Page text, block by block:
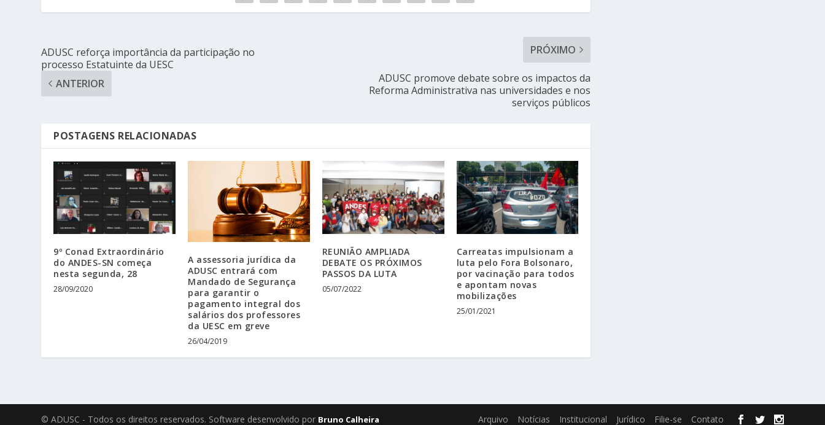
ADUSC reforça importância da participação no
processo Estatuinte da UESC
ANTERIOR
PRÓXIMO
ADUSC promove debate sobre os impactos da
Reforma Administrativa nas universidades e nos
serviços públicos
POSTAGENS RELACIONADAS
9º Conad Extraordinário
do ANDES-SN começa
nesta segunda, 28
28/09/2020
A assessoria jurídica da
ADUSC entrará com
Mandado de Segurança
para garantir o
pagamento integral dos
salários dos professores
da UESC em greve
26/04/2019
REUNIÃO AMPLIADA
DEBATE OS PRÓXIMOS
PASSOS DA LUTA
05/07/2022
Carreatas impulsionam a
luta pelo Fora Bolsonaro,
por vacinação para todos
e apontam novas
mobilizações
25/01/2021
© ADUSC - Todos os direitos reservados. Software desenvolvido por Bruno Calheira Arquivo Notícias Institucional Jurídico Filie-se Contato